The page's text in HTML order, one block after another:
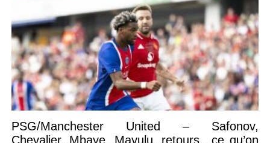
PSG/Manchester United – Safonov,
Chevalier, Mbaye, Mayulu, retours…ce qu’on